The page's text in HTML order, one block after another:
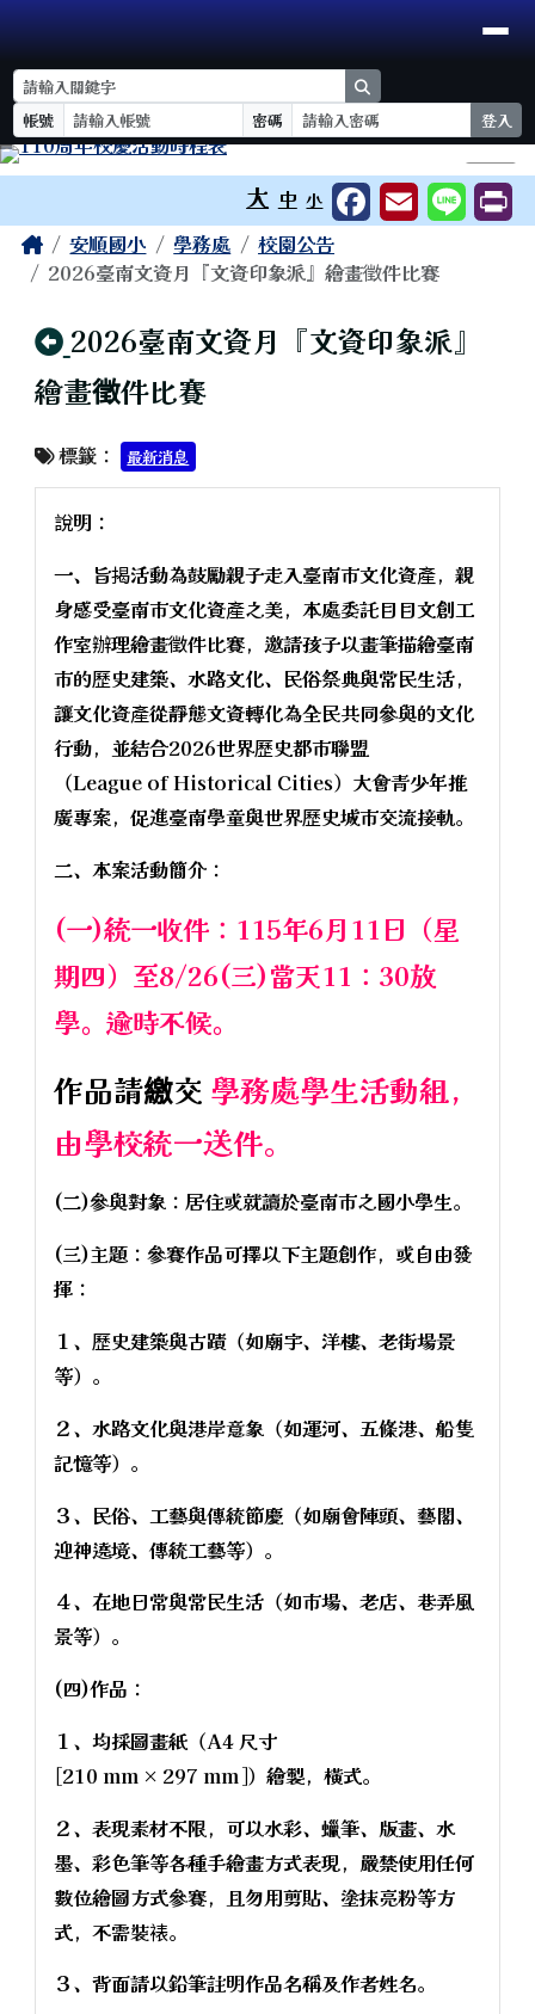
跳至主內容區
臺南市安順國小
導覽列
帳號
密碼 登入
⏸
大 中 小
主內容區域
Home安順國小 學務處
校園公告
2026臺南文資月『文資印象派』繪畫徵件比賽
回上頁
2026臺南文資月『文資印象派』
繪畫徵件比賽
標籤： 最新消息
說明：
一、旨揭活動為鼓勵親子走入臺南市文化資產，親
身感受臺南市文化資產之美，本處委託目目文創工
作室辦理繪畫徵件比賽，邀請孩子以畫筆描繪臺南
市的歷史建築、水路文化、民俗祭典與常民生活，
讓文化資產從靜態文資轉化為全民共同參與的文化
行動，並結合2026世界歷史都市聯盟
（League of Historical Cities）大會青少年推
廣專案，促進臺南學童與世界歷史城市交流接軌。
二、本案活動簡介：
(一)統一收件：115年6月11日（星
期四）至8/26(三)當天11：30放
學。逾時不候。
作品請繳交 學務處學生活動組，
由學校統一送件。
(二)參與對象：居住或就讀於臺南市之國小學生。
(三)主題：參賽作品可擇以下主題創作，或自由發
揮：
１、歷史建築與古蹟（如廟宇、洋樓、老街場景
等）。
２、水路文化與港岸意象（如運河、五條港、船隻
記憶等）。
３、民俗、工藝與傳統節慶（如廟會陣頭、藝閣、
迎神遶境、傳統工藝等）。
４、在地日常與常民生活（如市場、老店、巷弄風
景等）。
(四)作品：
１、均採圖畫紙（A4 尺寸
[210 mm × 297 mm]）繪製，橫式。
２、表現素材不限，可以水彩、蠟筆、版畫、水
墨、彩色筆等各種手繪畫方式表現，嚴禁使用任何
數位繪圖方式參賽，且勿用剪貼、塗抹亮粉等方
式，不需裝裱。
３、背面請以鉛筆註明作品名稱及作者姓名。
頁尾區域